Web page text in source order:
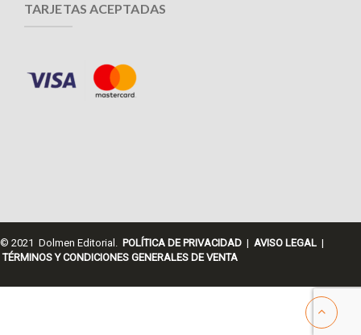
TARJETAS ACEPTADAS
© 2021 Dolmen Editorial. POLÍTICA DE PRIVACIDAD | AVISO LEGAL |
TÉRMINOS Y CONDICIONES GENERALES DE VENTA